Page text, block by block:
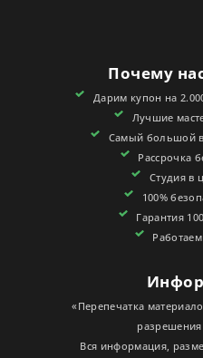
КОНТАКТЫ
СЕРТИФИКАТЫ
Почему
Дарим купон на
Лучшие
Самый большой
Рассрочка
Студия в
100%
Гарантия
«Перепечатка
Вся информация,